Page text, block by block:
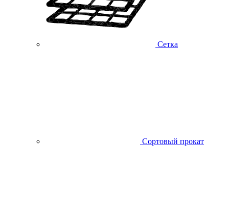
Сетка
Сортовый прокат